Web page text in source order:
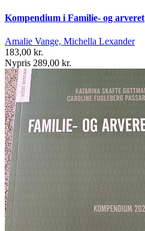
Kompendium i Familie- og arveret
Amalie Vange, Michella Lexander
183,00 kr.
Nypris 289,00 kr.